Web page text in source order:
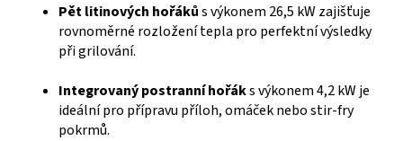
Pět litinových hořákůs výkonem 26,5 kW zajišťuje
rovnoměrné rozložení tepla pro perfektní výsledky
při grilování.
Integrovaný postranní hořáks výkonem 4,2 kW je
ideální pro přípravu příloh, omáček nebo stir-fry
pokrmů.